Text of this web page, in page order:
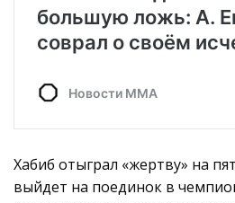
Хабиб отыграл «жертву» на
выйдет на поединок в